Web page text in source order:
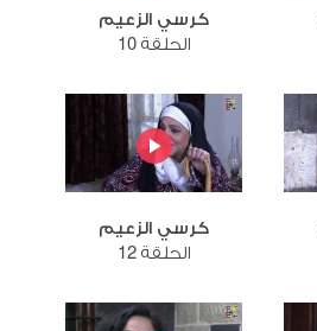
كرسي الزعيم
الحلقة 10
كرسي الزعيم
الحلقة 12